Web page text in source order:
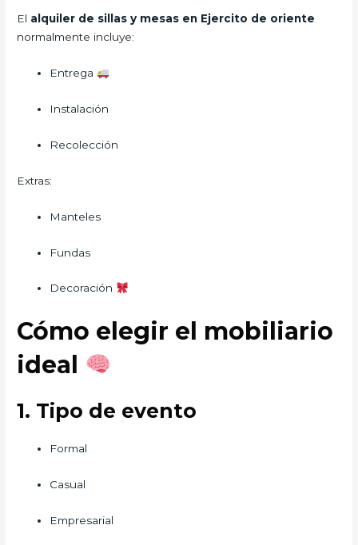
El alquiler de sillas y mesas en Ejercito de oriente
normalmente incluye:
Entrega
Instalación
Recolección
Extras:
Manteles
Fundas
Decoración
Cómo elegir el mobiliario
ideal
1. Tipo de evento
Formal
Casual
Empresarial